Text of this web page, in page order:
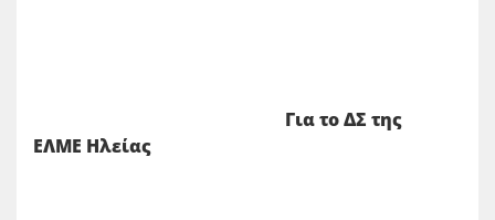
Για το ΔΣ της
ΕΛΜΕ Ηλείας